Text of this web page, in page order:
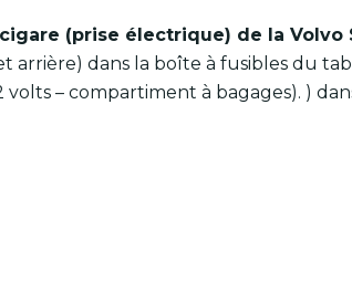
(prise électrique) de la Volvo
arrière) dans la boîte à fusibles du
volts – compartiment à bagages). )